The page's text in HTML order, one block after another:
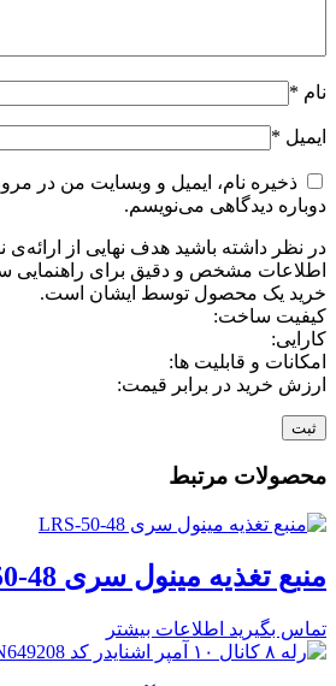
نام *
ایمیل *
ذخیره نام، ایمیل و وبسایت من در
دوباره دیدگاهی می‌نویسم.
در نظر داشته باشید هدف نهایی از ارائه‌ی
اطلاعات مشخص و دقیق برای راهنمایی
خرید یک محصول توسط ایشان است.
کیفیت ساخت:
کارایی:
امکانات و قابلیت ها:
ارزش خرید در برابر قیمت:
محصولات مرتبط
منبع تغذیه مینول سری LRS-50-48
تماس بگیرید اطلاعات بیشتر